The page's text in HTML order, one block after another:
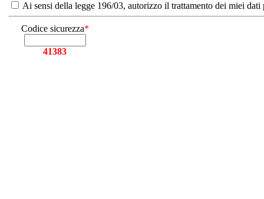
Ai sensi della legge 196/03, autorizzo il trattamento dei miei
Codice sicurezza*
41383